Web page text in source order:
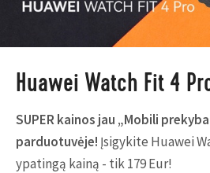
Huawei Watch Fit 4
SUPER kainos jau „Mobili
parduotuvėje! Įsigykite Huawei
ypatingą kainą - tik 179 Eur!